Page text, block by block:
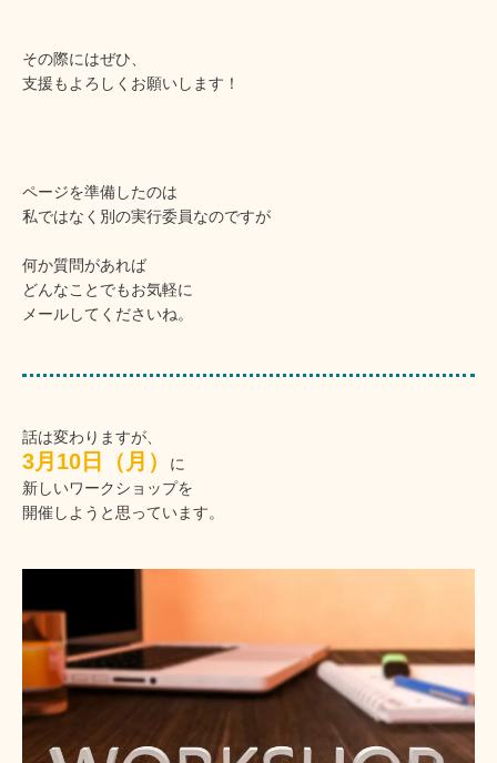
その際にはぜひ、
支援もよろしくお願いします！
ページを準備したのは
私ではなく別の実行委員なのですが
何か質問があれば
どんなことでもお気軽に
メールしてくださいね。
話は変わりますが、
3月10日（月）
に
新しいワークショップを
開催しようと思っています。